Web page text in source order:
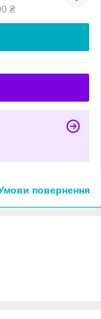
₴
повернення